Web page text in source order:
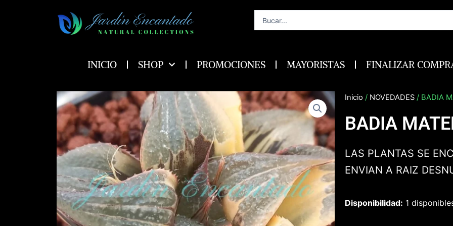
INICIO SHOP PROMOCIONES MAYORISTAS FINALIZAR
Inicio / NOVEDADES / BADIA
BADIA
LAS PLANTAS SE
ENVIAN A RAIZ
Disponibilidad: 1